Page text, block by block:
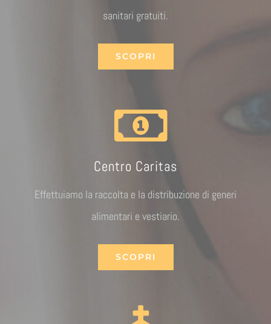
sanitari gratuiti.
SCOPRI
Centro Caritas
Effettuiamo la raccolta e la distribuzione di generi
alimentari e vestiario.
SCOPRI